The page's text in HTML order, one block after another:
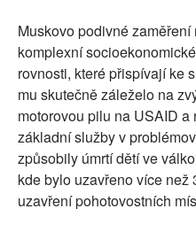
Muskovo podivné
komplexní
rovnosti, které přispívají ke
mu skutečně záleželo na
motorovou pilu na USAID
základní služby v
způsobily úmrtí dětí ve
kde bylo uzavřeno více
uzavření pohotovostních